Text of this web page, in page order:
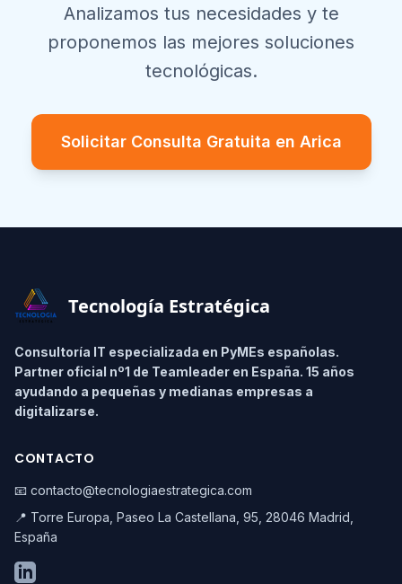
Analizamos tus necesidades y te
proponemos las mejores soluciones
tecnológicas.
Solicitar Consulta Gratuita en Arica
Tecnología Estratégica
Consultoría IT especializada en PyMEs españolas.
Partner oficial nº1 de Teamleader en España. 15 años
ayudando a pequeñas y medianas empresas a
digitalizarse.
CONTACTO
📧 contacto@tecnologiaestrategica.com
📍 Torre Europa, Paseo La Castellana, 95, 28046 Madrid,
España